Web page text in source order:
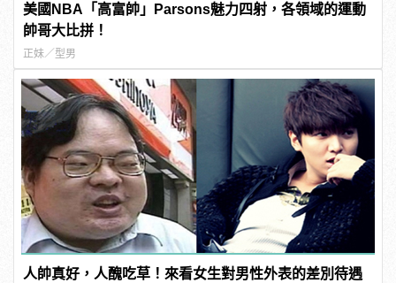
美國NBA「高富帥」Parsons魅力四射，各領域的運動
帥哥大比拼！
正妹／型男
人帥真好，人醜吃草！來看女生對男性外表的差別待遇